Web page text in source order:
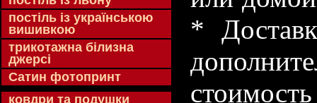
постіль із українською
вишивкою
трикотажна білизна
джерсі
Сатин фотопринт
ковдри та подушки
*